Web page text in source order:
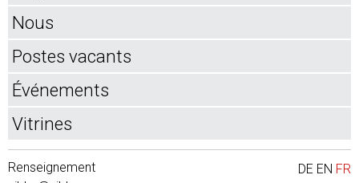
Nous
Postes vacants
Événements
Vitrines
DE EN FR
Renseignement